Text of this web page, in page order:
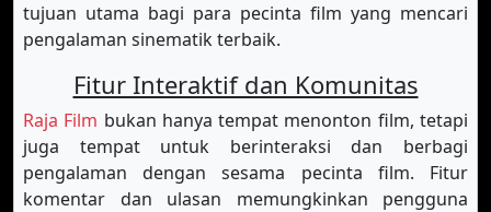
tujuan utama bagi para pecinta film yang mencari
pengalaman sinematik terbaik.
Fitur Interaktif dan Komunitas
Raja Film bukan hanya tempat menonton film, tetapi
juga tempat untuk berinteraksi dan berbagi
pengalaman dengan sesama pecinta film. Fitur
komentar dan ulasan memungkinkan pengguna